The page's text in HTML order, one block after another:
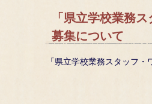
「県立学校業務
募集について
「県立学校業務スタッフ